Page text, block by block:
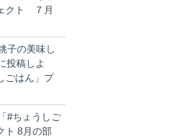
クト ７月
子の美味し
投稿しよ
ごはん」プ
「#ちょうしご
ト 8月の部